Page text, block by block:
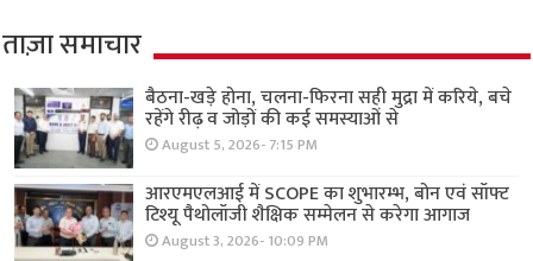
ताज़ा समाचार
बैठना-खड़े होना, चलना-फिरना सही मुद्रा में करिये, बचे
रहेंगे रीढ़ व जोड़ों की कई समस्याओं से
August 5, 2026- 7:15 PM
आरएमएलआई में SCOPE का शुभारम्भ, बोन एवं सॉफ्ट
टिश्यू पैथोलॉजी शैक्षिक सम्मेलन से करेगा आगाज
August 3, 2026- 10:09 PM